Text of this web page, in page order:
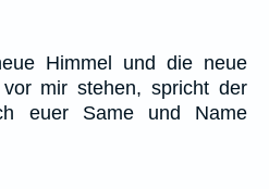
Himmel und die neue
mir stehen, spricht der
euer Same und Name